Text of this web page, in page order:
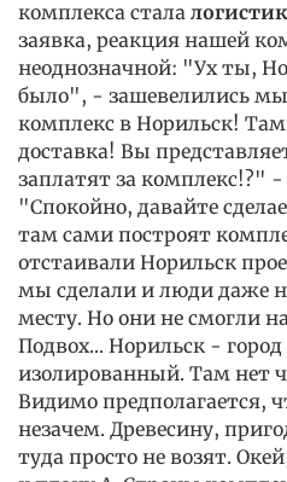
комплекса стала
заявка, реакция нашей
неоднозначной: "Ух ты,
было", - зашевелились
комплекс в Норильск! Там
доставка! Вы
заплатят за комплекс!?"
"Спокойно, давайте
там сами построят
отстаивали Норильск
мы сделали и люди даже
месту. Но они не смогли
Подвох... Норильск -
изолированный. Там нет
Видимо предполагается,
незачем. Древесину,
туда просто не возят.